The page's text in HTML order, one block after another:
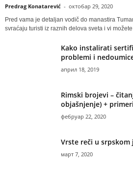
Predrag Konatarević - октобар 29, 2020
Pred vama je detaljan vodič do manastira
svraćaju turisti iz raznih delova sveta i vi
Kako instalirati
problemi i
април 18, 2019
Rimski brojevi –
objašnjenje) + primeri
фебруар 22, 2020
Vrste reči u srpskom
март 7, 2020